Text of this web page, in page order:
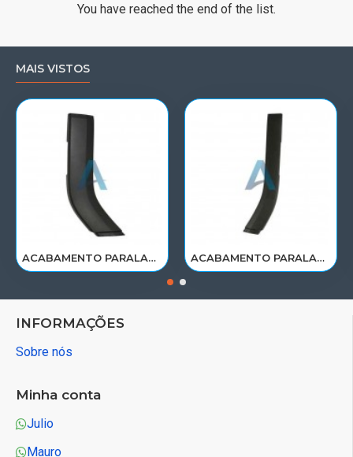
You have reached the end of the list.
MAIS VISTOS
ACABAMENTO PARALAMA CABINE SCANIA NTG P/G/R/S LE PARTE TRAS 2297995 ACABAMENTO PARALAMA CABINE SCANIA NTG P/G/R/S LD PARTE TRAS 2297996
INFORMAÇÕES
Sobre nós
Minha conta
Julio
Mauro